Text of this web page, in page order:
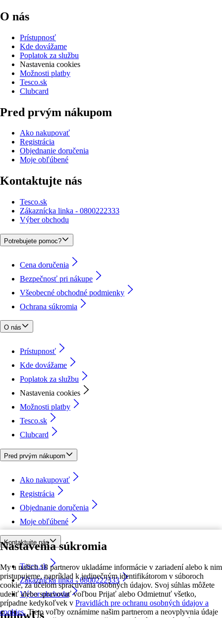
Nastavenia súkromia
My a našich 18 partnerov ukladáme informácie v zariadení alebo k nim
pristupujeme, napríklad k jedinečným identifikátorom v súboroch
cookie, za účelom spracúvania osobných údajov. Svoj súhlas môžete
udeliť alebo spravovať voľbou Prijať alebo Odmietnuť všetko,
prípadne kedykoľvek v Pravidlách pre ochranu osobných údajov a
cookies. Tieto voľby oznámime našim partnerom a neovplyvnia údaje
O nás
Prístupnosť
Kde dovážame
Poplatok za službu
Nastavenia cookies
Možnosti platby
Tesco.sk
Clubcard
Pred prvým nákupom
Ako nakupovať
Registrácia
Objednanie doručenia
Moje obľúbené
Kontaktujte nás
Tesco.sk
Zákaznícka linka - 0800222333
Výber obchodu
Potrebujete pomoc?
Cena doručenia
Bezpečnosť pri nákupe
Všeobecné obchodné podmienky
Ochrana súkromia
O nás
Prístupnosť
Kde dovážame
Poplatok za službu
Nastavenia cookies
Možnosti platby
Tesco.sk
Clubcard
Pred prvým nákupom
Ako nakupovať
Registrácia
Objednanie doručenia
Moje obľúbené
Kontaktujte nás
Tesco.sk
Zákaznícka linka - 0800222333
Výber obchodu
followUs